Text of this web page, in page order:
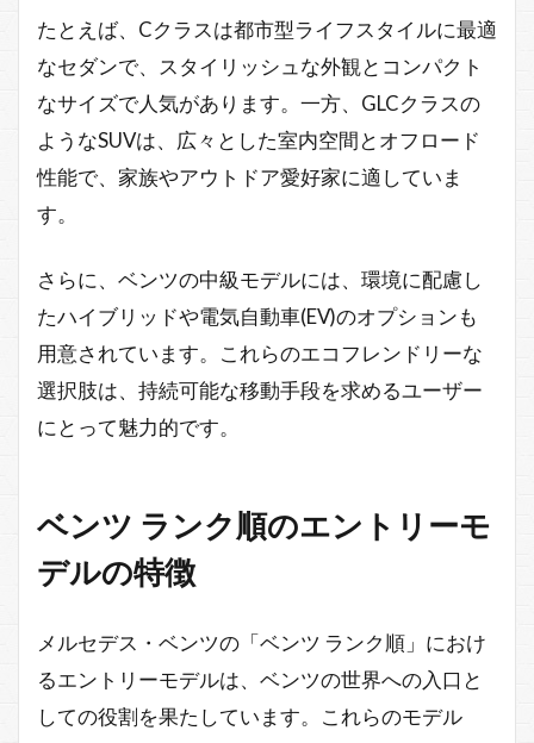
たとえば、Cクラスは都市型ライフスタイルに最適
なセダンで、スタイリッシュな外観とコンパクト
なサイズで人気があります。一方、GLCクラスの
ようなSUVは、広々とした室内空間とオフロード
性能で、家族やアウトドア愛好家に適していま
す。
さらに、ベンツの中級モデルには、環境に配慮し
たハイブリッドや電気自動車(EV)のオプションも
用意されています。これらのエコフレンドリーな
選択肢は、持続可能な移動手段を求めるユーザー
にとって魅力的です。
ベンツ ランク順のエントリーモ
デルの特徴
メルセデス・ベンツの「ベンツ ランク順」におけ
るエントリーモデルは、ベンツの世界への入口と
しての役割を果たしています。これらのモデル